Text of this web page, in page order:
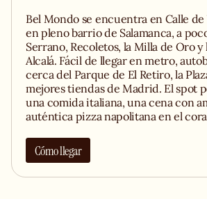
Bel Mondo se encuentra en Calle de
en pleno barrio de Salamanca, a
Serrano, Recoletos, la Milla de Oro y
Alcalá. Fácil de llegar en metro,
cerca del Parque de El Retiro, la
mejores tiendas de Madrid. El spot
una comida italiana, una cena con
auténtica pizza napolitana en el
Cómo llegar